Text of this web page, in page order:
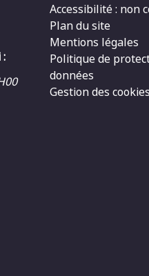
Accessibilité : non
Plan du site
Mentions légales
Politique de
données
Gestion des cookies